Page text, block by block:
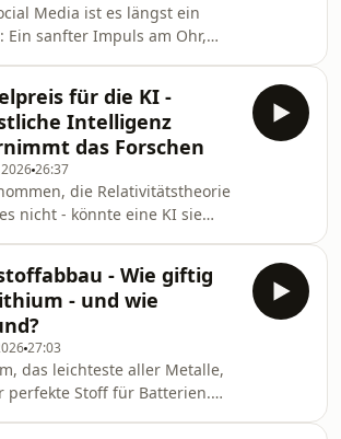
Nickoleit, Katharina
im Brennpunkt
Media ist es längst ein
Ein sanfter Impuls am Ohr,
klingt zu schön, um wahr
Was steckt dahinter? (Wdh
Wagner, Sophia
im Brennpunkt
für die KI -
Intelligenz
das Forschen
202626:37
die Relativitätstheorie
nicht - könnte eine KI sie
Manche meinen, es sei nur
Frage der Zeit, bis dabei
Erfolge
Drösser, Christoph
im Brennpunkt
- Wie giftig
- und wie
27:03
das leichteste aller Metalle,
perfekte Stoff für Batterien.